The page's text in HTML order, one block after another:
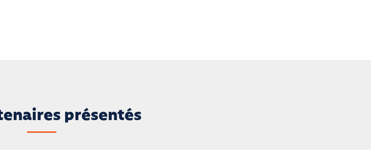
présentés